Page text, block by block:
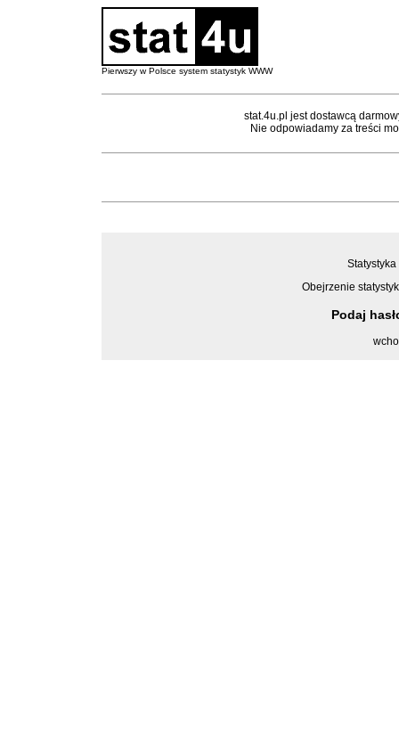
Pierwszy w Polsce system statystyk WWW
stat.4u.pl jest dostawcą
Nie odpowiadamy za treści
Obejrzenie
Podaj